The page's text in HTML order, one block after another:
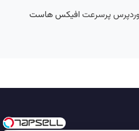
پرسرعتافیکس هاست